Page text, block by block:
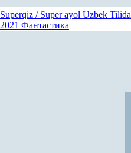
Superqiz / Super ayol Uzbek Tilida
2021 Фантастика